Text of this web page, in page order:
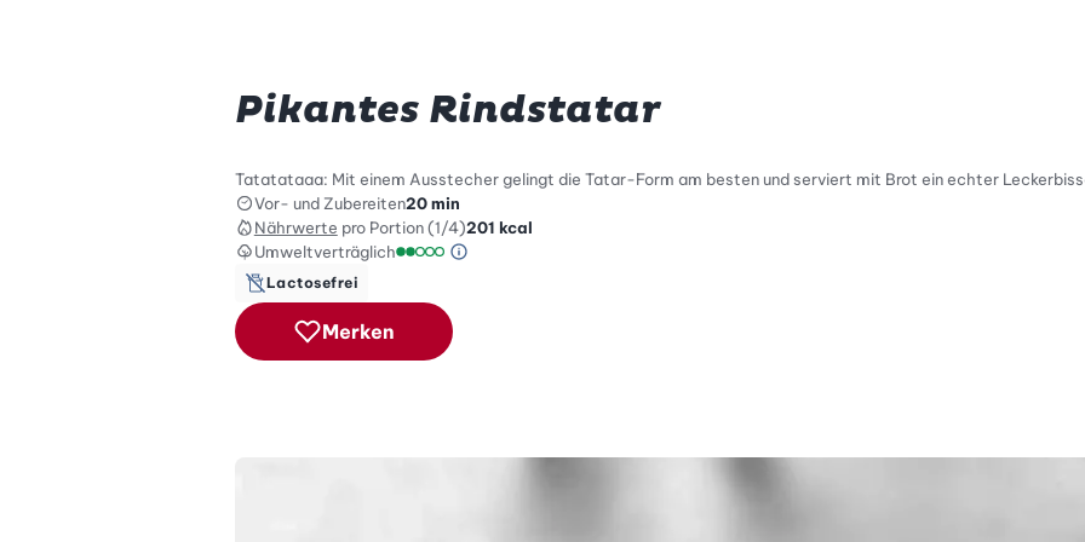
Pikantes Rindstatar
Tatatataaa: Mit einem Ausstecher gelingt die Tatar-Form am besten und serviert mit Brot ein echter
Vor- und Zubereiten20 min
Nährwerte pro Portion (1/4)201 kcal
Umweltverträglich
Green Betty Skala Info
Lactosefrei
Merken